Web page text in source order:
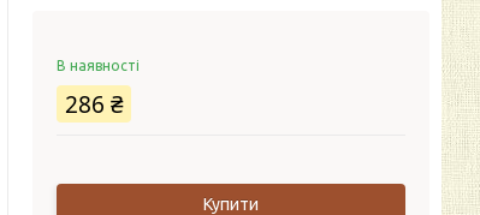
В наявності
286 ₴
Купити